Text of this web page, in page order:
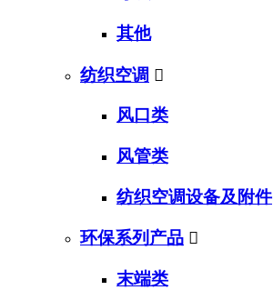
其他
纺织空调 
风口类
风管类
纺织空调设备及附件
环保系列产品 
末端类